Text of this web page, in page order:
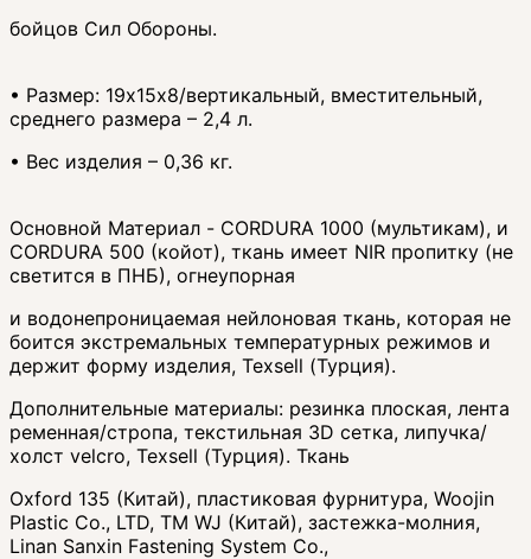
бойцов Сил Обороны.
• Размер: 19х15х8/вертикальный, вместительный,
среднего размера – 2,4 л.
• Вес изделия – 0,36 кг.
Основной Материал - CORDURA 1000 (мультикам), и
CORDURA 500 (койот), ткань имеет NIR пропитку (не
светится в ПНБ), огнеупорная
и водонепроницаемая нейлоновая ткань, которая не
боится экстремальных температурных режимов и
держит форму изделия, Texsell (Турция).
Дополнительные материалы: резинка плоская, лента
ременная/стропа, текстильная 3D сетка, липучка/
холст velcro, Texsell (Турция). Ткань
Oxford 135 (Китай), пластиковая фурнитура, Woojin
Plastic Co., LTD, ТМ WJ (Китай), застежка-молния,
Linan Sanxin Fastening System Co.,